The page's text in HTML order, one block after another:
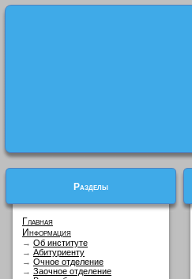
Разделы
Главная
Информация
→ Об институте
→ Абитуриенту
→ Очное отделение
→ Заочное отделение